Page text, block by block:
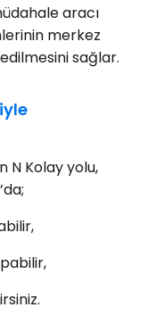
aracı
merkez
sağlar.
N Kolay yolu,